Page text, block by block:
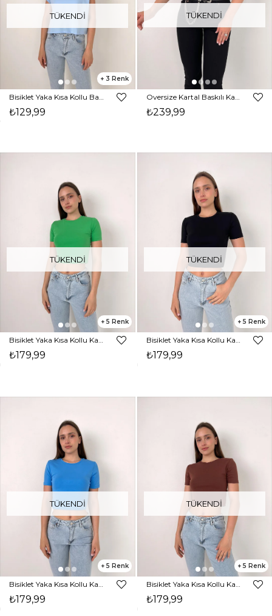
TÜKENDI
3
Bisiklet Yaka Kısa Kollu Basic Kadın Mavi Tişört 23K000439
₺129,99
TÜKENDI
Oversize Kartal Baskılı Kadın Antrasit Tişört 23Y000074
₺239,99
TÜKENDI
5
Bisiklet Yaka Kısa Kollu Kadın Yeşil Basic Crop Tişört 23Y000098
₺179,99
TÜKENDI
5
Bisiklet Yaka Kısa Kollu Kadın Siyah Basic Crop Tişört 23Y000098
₺179,99
TÜKENDI
5
Bisiklet Yaka Kısa Kollu Kadın Mavi Basic Crop Tişört 23Y000098
₺179,99
TÜKENDI
5
Bisiklet Yaka Kısa Kollu Kadın Kahve Basic Crop Tişört 23Y000098
₺179,99